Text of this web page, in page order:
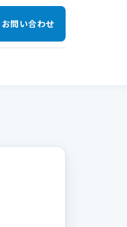
お問い合わせ